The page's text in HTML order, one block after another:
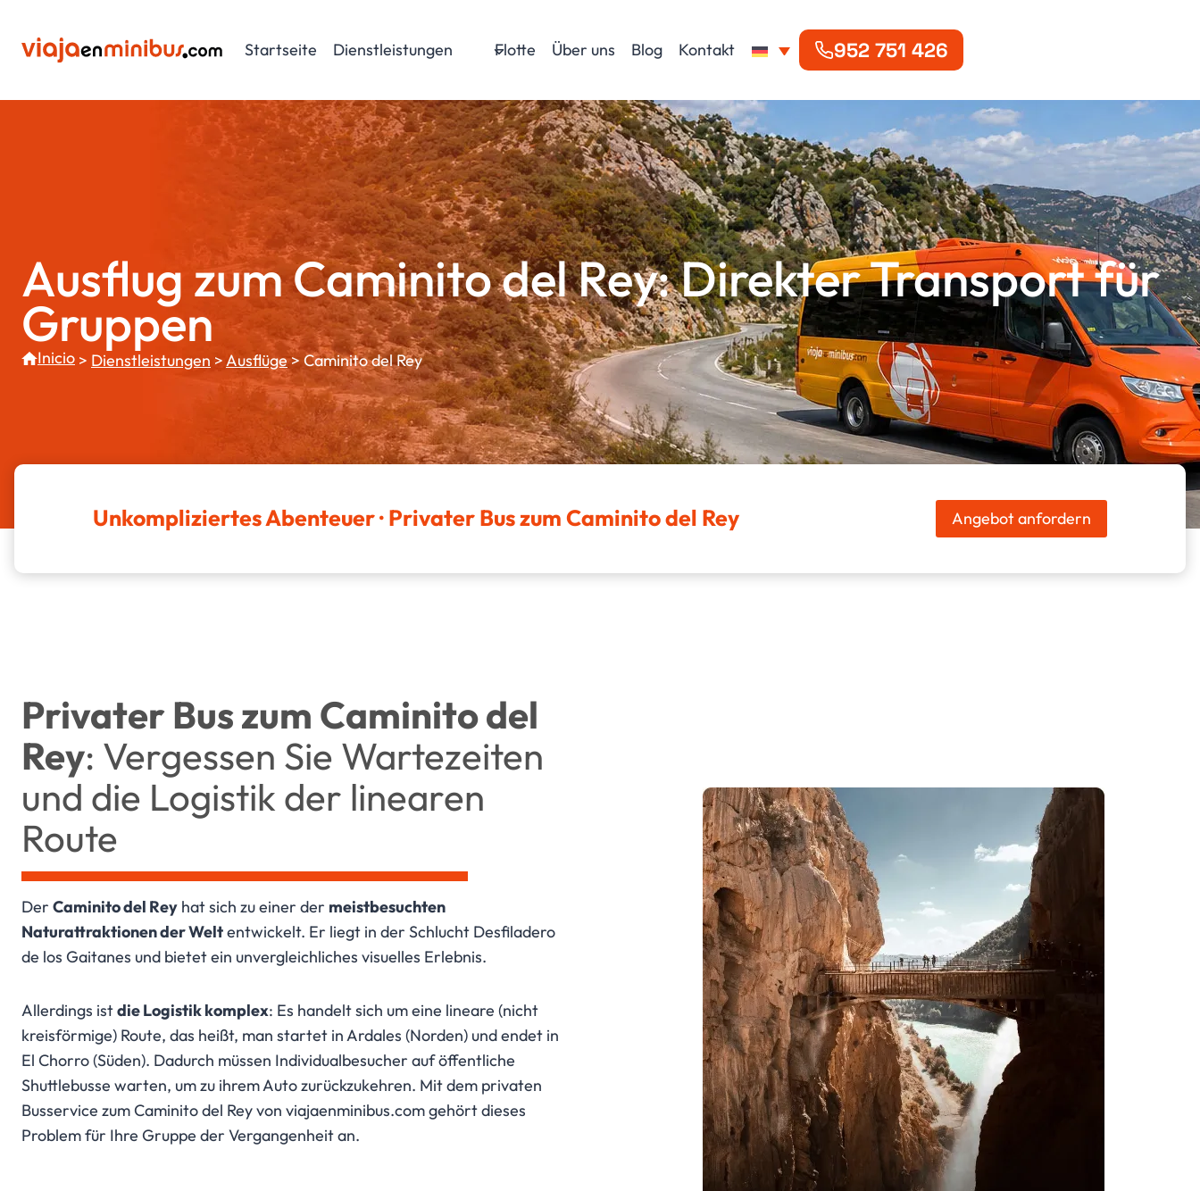
Inhalt
springen
Startseite Dienstleistungen Flotte Über uns Blog Kontakt 952 751 426
Ausflug zum Caminito del Rey: Direkter Transport für
Gruppen
Inicio > Dienstleistungen > Ausflüge> Caminito del Rey
Unkompliziertes Abenteuer · Privater Bus zum Caminito del Rey Angebot anfordern
Privater Bus zum Caminito del
Rey: Vergessen Sie Wartezeiten
und die Logistik der linearen
Route
Der Caminito del Rey hat sich zu einer der meistbesuchten
Naturattraktionen der Weltentwickelt. Er liegt in der Schlucht Desfiladero
de los Gaitanes und bietet ein unvergleichliches visuelles Erlebnis.
Allerdings istdie Logistik komplex: Es handelt sich um eine lineare (nicht
kreisförmige) Route, das heißt, man startet in Ardales (Norden) und endet in
El Chorro (Süden). Dadurch müssen Individualbesucher auf öffentliche
Shuttlebusse warten, um zu ihrem Auto zurückzukehren. Mit dem privaten
Busservice zum Caminito del Rey von viajaenminibus.com gehört dieses
Problem für Ihre Gruppe der Vergangenheit an.